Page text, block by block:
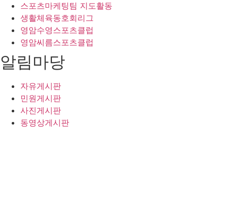
스포츠마케팅팀 지도활동
생활체육동호회리그
영암수영스포츠클럽
영암씨름스포츠클럽
알림마당
자유게시판
민원게시판
사진게시판
동영상게시판